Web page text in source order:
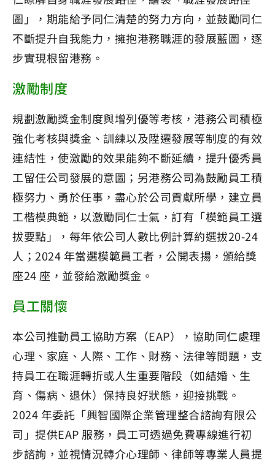
圖」，期能給予同仁清楚的努力方向，並鼓勵同仁
不斷提升自我能力，擁抱港務職涯的發展藍圖，逐
步實現根留港務。
激勵制度
規劃激勵獎金制度與增列優等考核，港務公司積極
強化考核與獎金、訓練以及陞遷發展等制度的有效
連結性，使激勵的效果能夠不斷延續，提升優秀員
工留任公司發展的意圖；另港務公司為鼓勵員工積
極努力、勇於任事，盡心於公司貢獻所學，建立員
工楷模典範，以激勵同仁士氣，訂有「模範員工選
拔要點」，每年依公司人數比例計算約選拔20-24
人；2024 年當選模範員工者，公開表揚，頒給獎
座24 座，並發給激勵獎金。
員工關懷
本公司推動員工協助方案（EAP），協助同仁處理
心理、家庭、人際、工作、財務、法律等問題，支
持員工在職涯轉折或人生重要階段（如結婚、生
育、傷病、退休）保持良好狀態，迎接挑戰。
2024 年委託「興智國際企業管理整合諮詢有限公
司」提供EAP 服務，員工可透過免費專線進行初
步諮詢，並視情況轉介心理師、律師等專業人員提